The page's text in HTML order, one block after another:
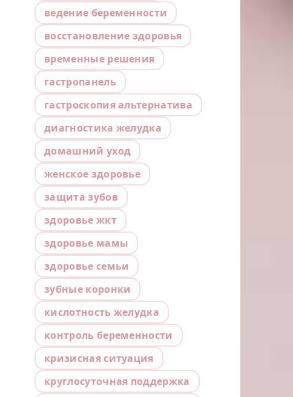
ведение беременности
восстановление здоровья
временные решения
гастропанель
гастроскопия альтернатива
диагностика желудка
домашний уход
женское здоровье
защита зубов
здоровье жкт
здоровье мамы
здоровье семьи
зубные коронки
кислотность желудка
контроль беременности
кризисная ситуация
круглосуточная поддержка